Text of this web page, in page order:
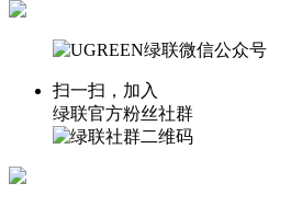
扫一扫，加入
绿联官方粉丝社群